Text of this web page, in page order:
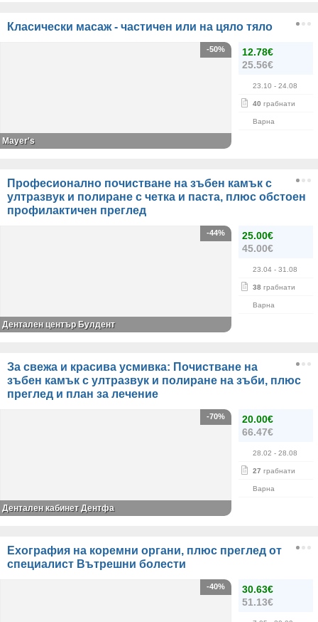
Класически масаж - частичен или на цяло тяло
12.78€
25.56€
23.10 - 24.08
40 грабнати
Варна
-50%
Mayer's
Професионално почистване на зъбен камък с
ултразвук и полиране с четка и паста, плюс обстоен
профилактичен преглед
25.00€
45.00€
23.04 - 31.08
38 грабнати
Варна
-44%
Дентален център Булдент
За свежа и красива усмивка: Почистване на
зъбен камък с ултразвук и полиране на зъби, плюс
преглед и план за лечение
20.00€
66.47€
28.02 - 28.08
27 грабнати
Варна
-70%
Дентален кабинет Дентфа
Ехография на коремни органи, плюс преглед от
специалист Вътрешни болести
30.63€
51.13€
-40%